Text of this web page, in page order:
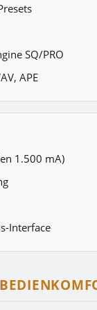
SQ/PRO
APE
1.500 mA)
Interface